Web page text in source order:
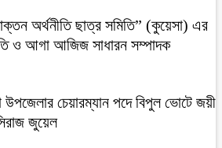
অর্থনীতি ছাত্র সমিতি” (কুয়েসা) এর
ও আগা আজিজ সাধারন সম্পাদক
উপজেলার চেয়ারম্যান পদে বিপুল ভোটে জয়ী
জুয়েল